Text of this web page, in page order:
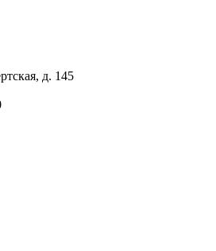
д. 145